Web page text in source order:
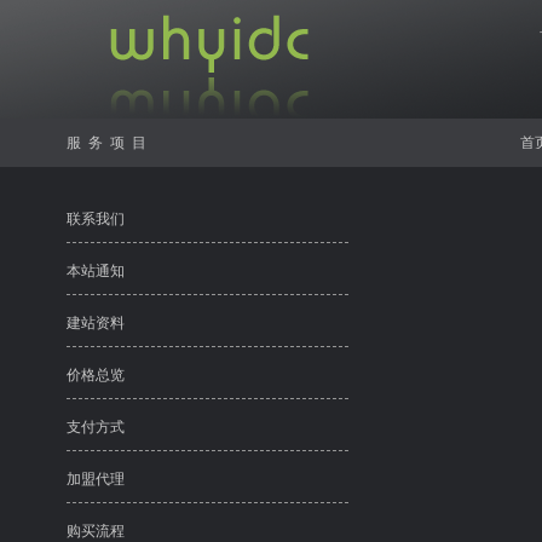
服务项目 首
联系我们
本站通知
建站资料
价格总览
支付方式
加盟代理
购买流程